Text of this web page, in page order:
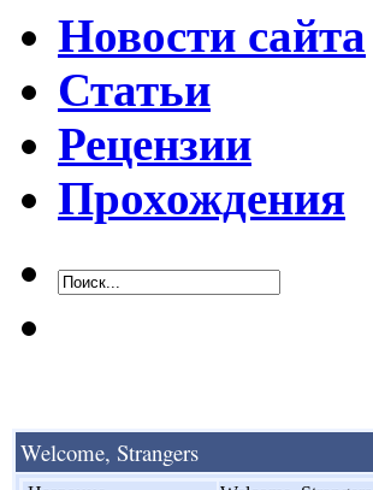
Новости сайта
Статьи
Рецензии
Прохождения
Welcome, Strangers